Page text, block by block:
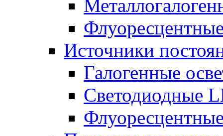
Источники
Галогенные
Светодиодные